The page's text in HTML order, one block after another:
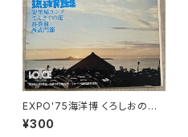
EXPO'75海洋博 くろしおのう
た 琉球民謡集
¥300